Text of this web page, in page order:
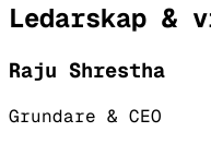
Ledarskap &
Raju Shrestha
Grundare & CEO